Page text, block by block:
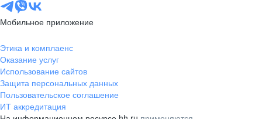
Мобильное приложение
Этика и комплаенс
Оказание услуг
Использование сайтов
Защита персональных данных
Пользовательское соглашение
ИТ аккредитация